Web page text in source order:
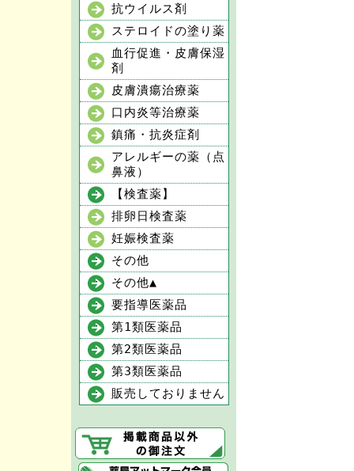
抗ウイルス剤
ステロイドの塗り薬
血行促進・皮膚保湿
剤
皮膚潰瘍治療薬
口内炎等治療薬
鎮痛・抗炎症剤
アレルギーの薬（点
鼻液）
【検査薬】
排卵日検査薬
妊娠検査薬
その他
その他▲
要指導医薬品
第1類医薬品
第2類医薬品
第3類医薬品
販売しておりません